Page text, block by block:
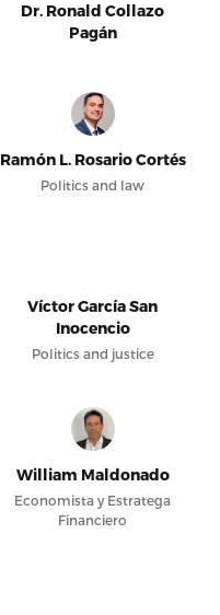
Dr. Ronald Collazo
Pagán
Ramón L. Rosario Cortés
Politics and law
Víctor García San
Inocencio
Politics and justice
William Maldonado
Economista y Estratega
Financiero